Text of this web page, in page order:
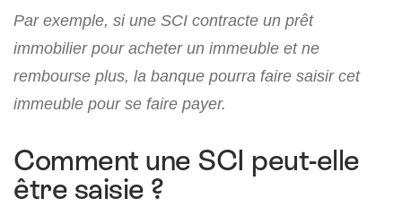
Par exemple, si une SCI contracte un prêt
immobilier pour acheter un immeuble et ne
rembourse plus, la banque pourra faire saisir cet
immeuble pour se faire payer.
Comment une SCI peut-elle
être saisie ?